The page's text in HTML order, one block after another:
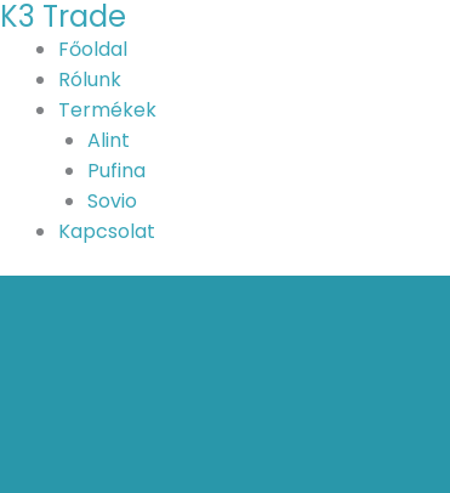
Skip
content
K3 Trade
Főoldal
Rólunk
Termékek
Alint
Pufina
Sovio
Kapcsolat